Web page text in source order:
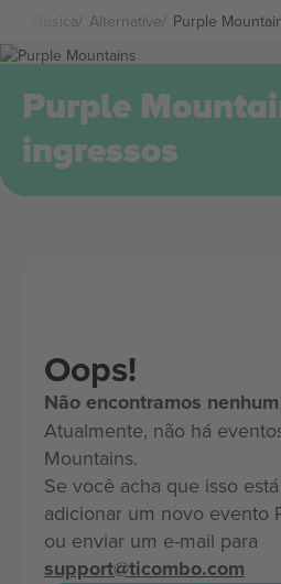
Música Alternative Purple
Purple
ingressos
Oops!
Não encontramos
Atualmente, não há
Mountains.
Se você acha que isso
adicionar um novo evento
ou enviar um e-mail para
support@ticombo.com